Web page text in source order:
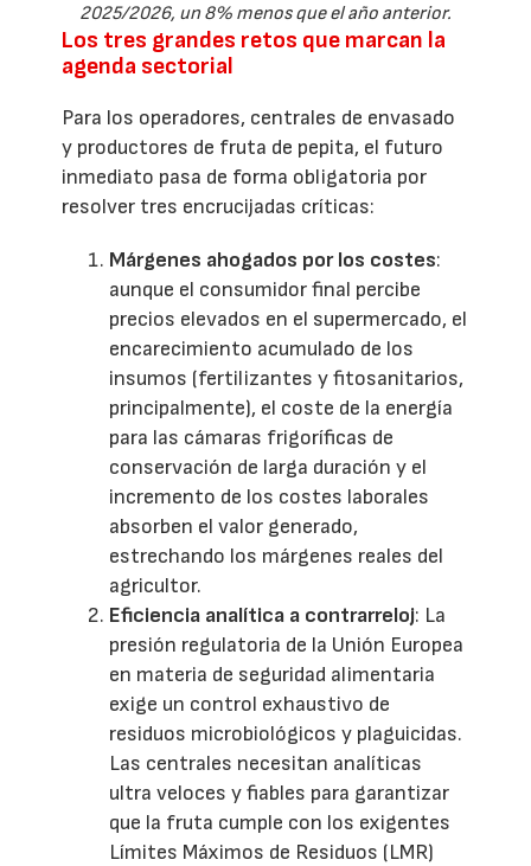
2025/2026, un 8% menos que el año anterior.
Los tres grandes retos que marcan la
agenda sectorial
Para los operadores, centrales de envasado
y productores de fruta de pepita, el futuro
inmediato pasa de forma obligatoria por
resolver tres encrucijadas críticas:
Márgenes ahogados por los costes:
aunque el consumidor final percibe
precios elevados en el supermercado, el
encarecimiento acumulado de los
insumos (fertilizantes y fitosanitarios,
principalmente), el coste de la energía
para las cámaras frigoríficas de
conservación de larga duración y el
incremento de los costes laborales
absorben el valor generado,
estrechando los márgenes reales del
agricultor.
Eficiencia analítica a contrarreloj: La
presión regulatoria de la Unión Europea
en materia de seguridad alimentaria
exige un control exhaustivo de
residuos microbiológicos y plaguicidas.
Las centrales necesitan analíticas
ultra veloces y fiables para garantizar
que la fruta cumple con los exigentes
Límites Máximos de Residuos (LMR)